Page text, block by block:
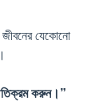
যেকোনো
করুন।”